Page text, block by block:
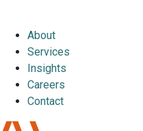
About
Services
Insights
Careers
Contact